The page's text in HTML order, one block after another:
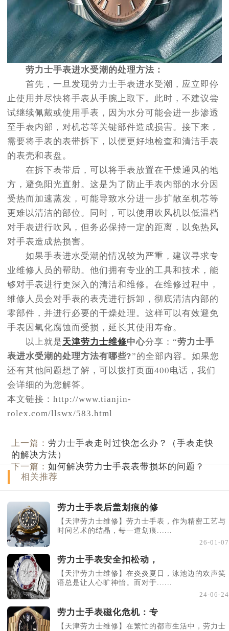
劳力士手表进水受潮的处理方法：
首先，一旦发现劳力士手表进水受潮，应立即停
止使用并尽快将手表从手腕上取下。此时，不建议尝
试继续佩戴或使用手表，因为水分可能会进一步渗透
至手表内部，对机芯等关键部件造成损害。接下来，
需要将手表的表带拆下，以便更好地检查和清洁手表
的表壳和表盘。
在拆下表带后，可以将手表放置在干燥通风的地
方，避免阳光直射。这是为了防止手表内部的水分因
受热而加速蒸发，可能导致水分进一步扩散至机芯等
更难以清洁的部位。同时，可以使用吹风机以低温档
对手表进行吹风，但务必保持一定的距离，以免热风
对手表造成热损害。
如果手表进水受潮的情况较为严重，建议寻求专
业维修人员的帮助。他们拥有专业的工具和技术，能
够对手表进行更深入的清洁和维修。在维修过程中，
维修人员会对手表的表壳进行拆卸，彻底清洁内部的
零部件，并进行必要的干燥处理。这样可以有效避免
手表因氧化腐蚀而受损，延长其使用寿命。
以上就是天津劳力士维修中心分享：“劳力士手
表进水受潮的处理方法有哪些?”的全部内容。如果您
还有其他问题想了解，可以拨打页面400电话，我们
会详细的为您解答。
本文链接：http://www.tianjin-
rolex.com/llswx/583.html
上一篇：劳力士手表走时过快怎么办？（手表走快
的解决方法）
下一篇：如何解决劳力士手表表带损坏的问题？
相关推荐
劳力士手表后盖划痕的修
【天津劳力士维修】劳力士手表，作为精密工艺与
时间艺术的结晶，每一道划痕......
26-01-07
劳力士手表安全扣松动，
【天津劳力士维修】在炎炎夏日，泳池边的欢声笑
语总是让人心旷神怡。而对于......
24-06-24
劳力士手表磁化危机：专
【天津劳力士维修】在繁忙的都市生活中，劳力士